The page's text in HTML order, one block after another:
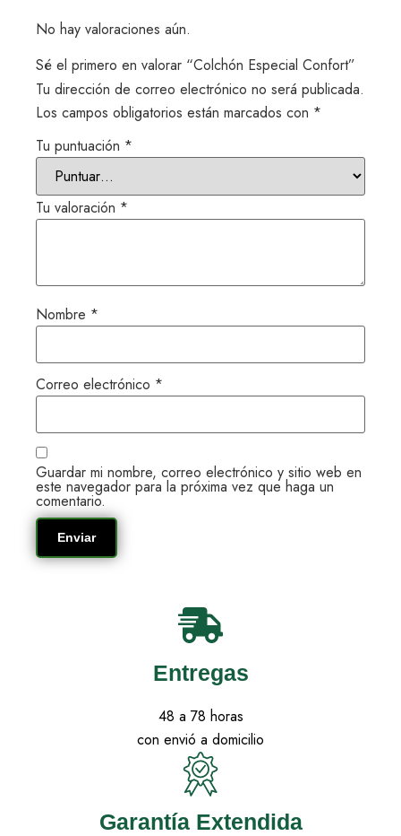
No hay valoraciones aún.
Sé el primero en valorar “Colchón Especial Confort”
Tu dirección de correo electrónico no será publicada.
Los campos obligatorios están marcados con *
Tu puntuación *
Tu valoración *
Nombre *
Correo electrónico *
Guardar mi nombre, correo electrónico y sitio web en
este navegador para la próxima vez que haga un
comentario.
Entregas
48 a 78 horas
con envió a domicilio
Garantía Extendida